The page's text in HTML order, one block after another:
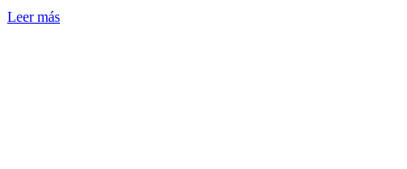
Leer más